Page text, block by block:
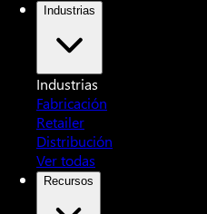
Industrias
Industrias
Fabricación
Retailer
Distribución
Ver todas
Recursos